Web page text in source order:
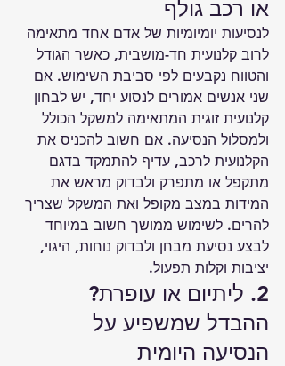
או רכב גולף
לנסיעות יומיומיות של אדם אחד מתאימה
לרוב קלנועית חד-מושבית, כאשר הגודל
והטווח נקבעים לפי סביבת השימוש. אם
שני אנשים אמורים לנסוע יחד, יש לבחון
קלנועית זוגית המתאימה למשקל הכולל
ולמסלול הנסיעה. אם חשוב להכניס את
הקלנועית לרכב, עדיף להתמקד בדגם
מתקפל או מתפרק ולבדוק מראש את
המידות במצב מקופל ואת המשקל שצריך
להרים. לשימוש ממושך חשוב במיוחד
לבצע נסיעת מבחן ולבדוק נוחות, היגוי,
יציבות וקלות תפעול.
2. ליתיום או עופרת?
ההבדל שמשפיע על
הנסיעה היומית